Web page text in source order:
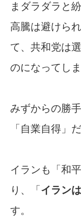
まダラダラと
高騰は避けら
て、共和党は
のになってし
みずからの勝
「自業自得」
イランも「和
り、「 イラン
す。